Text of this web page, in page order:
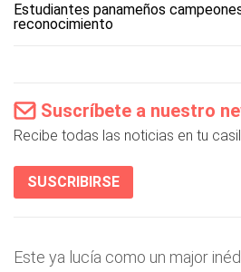
Estudiantes panameños
reconocimiento
Suscríbete a nuestro
Recibe todas las noticias en tu
SUSCRIBIRSE
Este ya lucía como un major